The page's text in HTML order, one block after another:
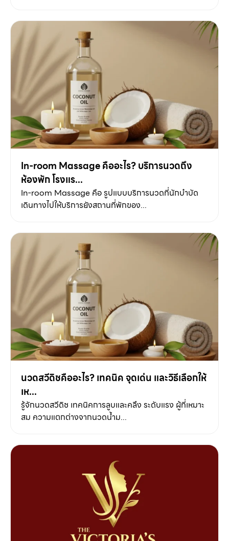
In-room Massage คืออะไร? บริการนวดถึง
ห้องพัก โรงแร...
In-room Massage คือ รูปแบบบริการนวดที่นักบำบัด
เดินทางไปให้บริการยังสถานที่พักของ...
นวดสวีดิชคืออะไร? เทคนิค จุดเด่น และวิธีเลือกให้
เห...
รู้จักนวดสวีดิช เทคนิคการลูบและคลึง ระดับแรง ผู้ที่เหมาะ
สม ความแตกต่างจากนวดน้ำม...